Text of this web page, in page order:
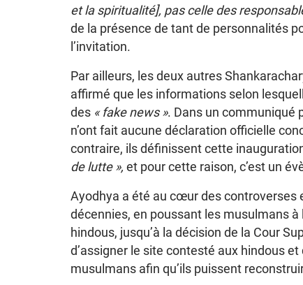
et la spiritualité], pas celle des
de la présence de tant de personnalités
l’invitation.
Par ailleurs, les deux autres
affirmé que les informations selon
des « fake news ». Dans un communiqué
n’ont fait aucune déclaration officielle
contraire, ils définissent cette
de lutte », et pour cette raison, c’est un
Ayodhya a été au cœur des controverses
décennies, en poussant les musulmans
hindous, jusqu’à la décision de la Cour
d’assigner le site contesté aux hindous
musulmans afin qu’ils puissent